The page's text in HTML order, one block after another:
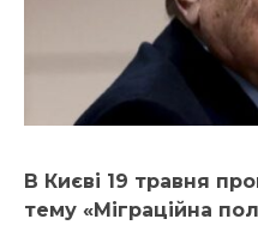
В Києві 19 травня
тему «Міграційна